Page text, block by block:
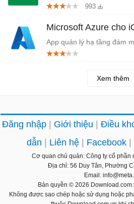
993
Microsoft Azure cho
App quản lý hạ tầng đám
lúc, mọi nơi
Xem thêm
Đăng nhập Giới thiệu Điều
dẫn
Liên hệ Facebook
Cơ quan chủ quản: Công ty cổ phần
Địa chỉ: 56 Duy Tân, Phường
Email:
Bản quyền © 2026
Không được sao chép hoặc sử dụng hoặc